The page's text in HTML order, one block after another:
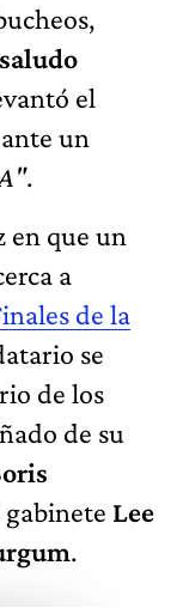
el
un
.
en que un
a
de la
se
de los
de su
gabinete Lee
.